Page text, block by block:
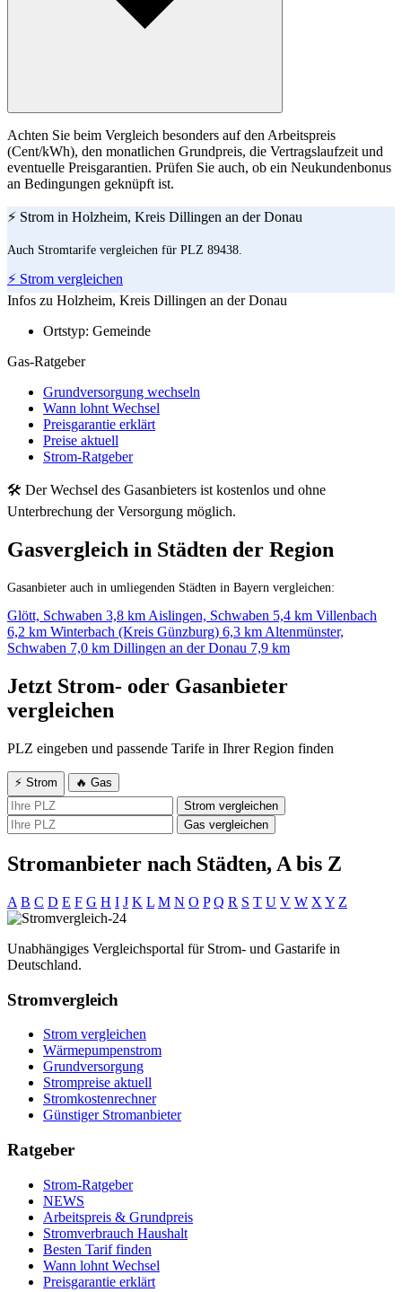
Achten Sie beim Vergleich besonders auf den Arbeitspreis
(Cent/kWh), den monatlichen Grundpreis, die Vertragslaufzeit und
eventuelle Preisgarantien. Prüfen Sie auch, ob ein Neukundenbonus
an Bedingungen geknüpft ist.
⚡ Strom in Holzheim, Kreis Dillingen an der Donau
Auch Stromtarife vergleichen für PLZ 89438.
⚡ Strom vergleichen
Infos zu Holzheim, Kreis Dillingen an der Donau
Ortstyp: Gemeinde
Gas-Ratgeber
Grundversorgung wechseln
Wann lohnt Wechsel
Preisgarantie erklärt
Preise aktuell
Strom-Ratgeber
🛠 Der Wechsel des Gasanbieters ist kostenlos und ohne
Unterbrechung der Versorgung möglich.
Gasvergleich in Städten der Region
Gasanbieter auch in umliegenden Städten in Bayern vergleichen:
Glött, Schwaben 3,8 km Aislingen, Schwaben 5,4 km Villenbach
6,2 km Winterbach (Kreis Günzburg) 6,3 km Altenmünster,
Schwaben 7,0 km Dillingen an der Donau 7,9 km
Jetzt Strom- oder Gasanbieter
vergleichen
PLZ eingeben und passende Tarife in Ihrer Region finden
⚡ Strom
🔥 Gas
Strom vergleichen
Gas vergleichen
Stromanbieter nach Städten, A bis Z
A B C D E F G H I J K L M N O P Q R S T U V W X Y Z
Unabhängiges Vergleichsportal für Strom- und Gastarife in
Deutschland.
Stromvergleich
Strom vergleichen
Wärmepumpenstrom
Grundversorgung
Strompreise aktuell
Stromkostenrechner
Günstiger Stromanbieter
Ratgeber
Strom-Ratgeber
NEWS
Arbeitspreis & Grundpreis
Stromverbrauch Haushalt
Besten Tarif finden
Wann lohnt Wechsel
Preisgarantie erklärt